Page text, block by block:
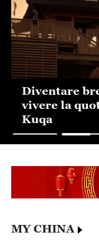
Diventare
vivere la
Kuqa
MY CHINA